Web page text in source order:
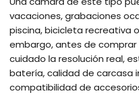
vacaciones, grabaciones
piscina, bicicleta recreativa
embargo, antes de comprar
cuidado la resolución real,
batería, calidad de carcasa
compatibilidad de